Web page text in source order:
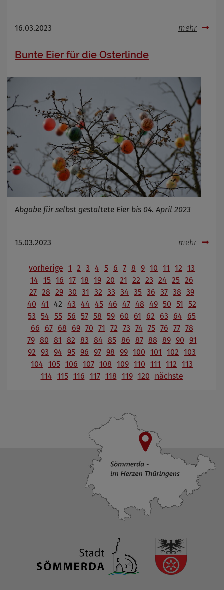
16.03.2023 mehr
Bunte Eier für die Osterlinde
Abgabe für selbst gestaltete Eier bis 04. April 2023
15.03.2023 mehr
vorherige 1 2 3 4 5 6 7 8 9 10 11 12 13
14 15 16 17 18 19 20 21 22 23 24 25 26
27 28 29 30 31 32 33 34 35 36 37 38 39
40 41 42 43 44 45 46 47 48 49 50 51
52
53 54 55 56 57 58 59 60 61 62 63 64
65
66
67 68 69 70 71 72 73 74 75 76 77 78
79 80 81 82 83 84 85 86 87 88 89 90 91
92 93 94 95 96 97 98 99 100 101 102 103
104 105 106 107 108 109 110 111 112 113
114 115 116 117 118 119 120 nächste